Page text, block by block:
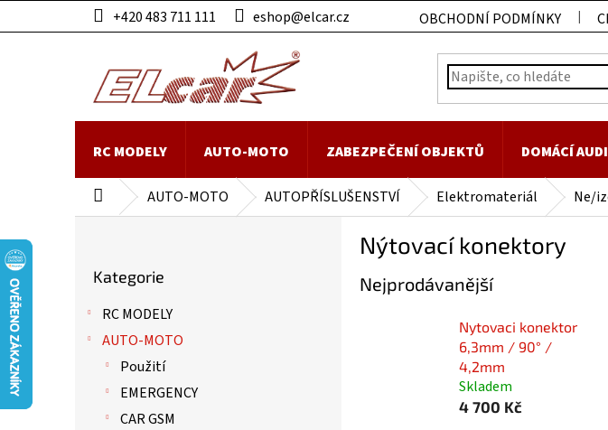
na
+420 483 711 111 eshop@elcar.cz OBCHODNÍ PODMÍNKY
RC MODELY AUTO-MOTO ZABEZPEČENÍ OBJEKTŮ DOMÁCÍ
Domů AUTO-MOTO AUTOPŘÍSLUŠENSTVÍ Elektromateriál Ne/
kategorie
Kategorie
RC MODELY
AUTO-MOTO
Použití
EMERGENCY
CAR GSM
Nýtovací konektory
Nejprodávanější
Nytovaci konektor
6,3mm / 90° /
4,2mm
Skladem
4 700 Kč